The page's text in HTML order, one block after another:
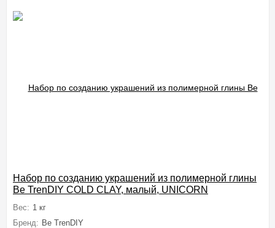
Набор по созданию украшений из полимерной глины
Be TrenDIY COLD CLAY, малый, UNICORN
Вес: 1 кг
Бренд: Be TrenDIY